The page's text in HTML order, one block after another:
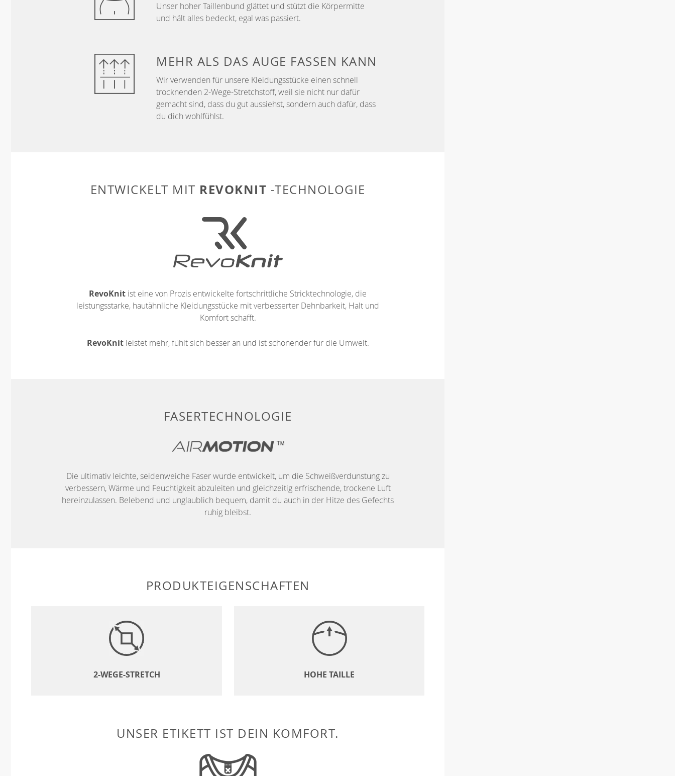
Unser hoher Taillenbund glättet und stützt die Körpermitte
und hält alles bedeckt, egal was passiert.
MEHR ALS DAS AUGE FASSEN KANN
Wir verwenden für unsere Kleidungsstücke einen schnell
trocknenden 2-Wege-Stretchstoff, weil sie nicht nur dafür
gemacht sind, dass du gut aussiehst, sondern auch dafür, dass
du dich wohlfühlst.
ENTWICKELT MIT REVOKNIT -TECHNOLOGIE
RevoKnit ist eine von Prozis entwickelte fortschrittliche Stricktechnologie, die
leistungsstarke, hautähnliche Kleidungsstücke mit verbesserter Dehnbarkeit, Halt und
Komfort schafft.
RevoKnitleistet mehr, fühlt sich besser an und ist schonender für die Umwelt.
FASERTECHNOLOGIE
Die ultimativ leichte, seidenweiche Faser wurde entwickelt, um die Schweißverdunstung zu
verbessern, Wärme und Feuchtigkeit abzuleiten und gleichzeitig erfrischende, trockene Luft
hereinzulassen. Belebend und unglaublich bequem, damit du auch in der Hitze des Gefechts
ruhig bleibst.
PRODUKTEIGENSCHAFTEN
2-WEGE-STRETCH HOHE TAILLE
UNSER ETIKETT IST DEIN KOMFORT.